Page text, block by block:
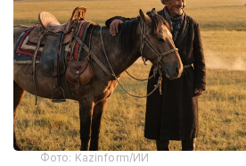
Фото: Kazinform/ИИ